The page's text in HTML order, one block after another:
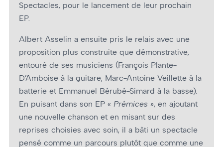
Spectacles, pour le lancement de leur prochain
EP.
Albert Asselin a ensuite pris le relais avec une
proposition plus construite que démonstrative,
entouré de ses musiciens (François Plante-
D’Amboise à la guitare, Marc-Antoine Veillette à la
batterie et Emmanuel Bérubé-Simard à la basse).
En puisant dans son EP « Prémices », en ajoutant
une nouvelle chanson et en misant sur des
reprises choisies avec soin, il a bâti un spectacle
pensé comme un parcours plutôt que comme une